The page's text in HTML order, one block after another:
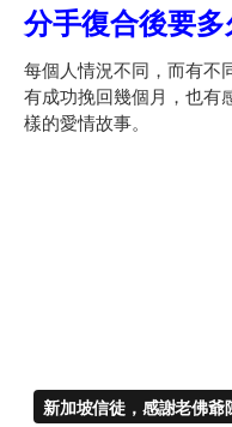
分手復合後要多
每個人情況不同，而有不
有成功挽回幾個月，也有
樣的愛情故事。